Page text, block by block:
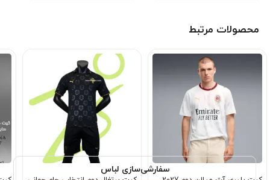
سفارشی‌سازی لباس
محصولات مرتبط